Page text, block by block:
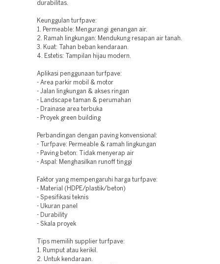
durabilitas.
Keunggulan turfpave:
1. Permeable: Mengurangi genangan air.
2. Ramah lingkungan: Mendukung resapan air tanah.
3. Kuat: Tahan beban kendaraan.
4. Estetis: Tampilan hijau modern.
Aplikasi penggunaan turfpave:
- Area parkir mobil & motor
- Jalan lingkungan & akses ringan
- Landscape taman & perumahan
- Drainase area terbuka
- Proyek green building
Perbandingan dengan paving konvensional:
- Turfpave: Permeable & ramah lingkungan
- Paving beton: Tidak menyerap air
- Aspal: Menghasilkan runoff tinggi
Faktor yang mempengaruhi harga turfpave:
- Material (HDPE/plastik/beton)
- Spesifikasi teknis
- Ukuran panel
- Durability
- Skala proyek
Tips memilih supplier turfpave:
1. Rumput atau kerikil.
2. Untuk kendaraan.